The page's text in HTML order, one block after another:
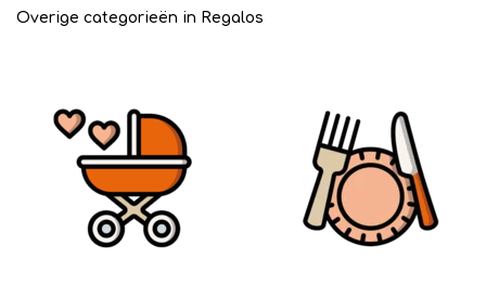
Overige categorieën in Regalos